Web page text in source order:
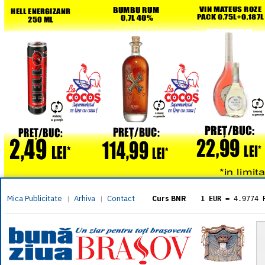
Mica Publicitate | Arhiva | Contact Curs BNR 1 EUR = 4.9774
= 5.8304
1 XAU= 464.4611
1 AED= 1.1933
1 AUD= 2.7957
1 BGN= 2.5449